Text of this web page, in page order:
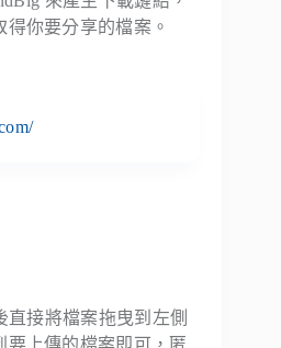
你要分享的檔案。
直接將檔案拖曳到左側